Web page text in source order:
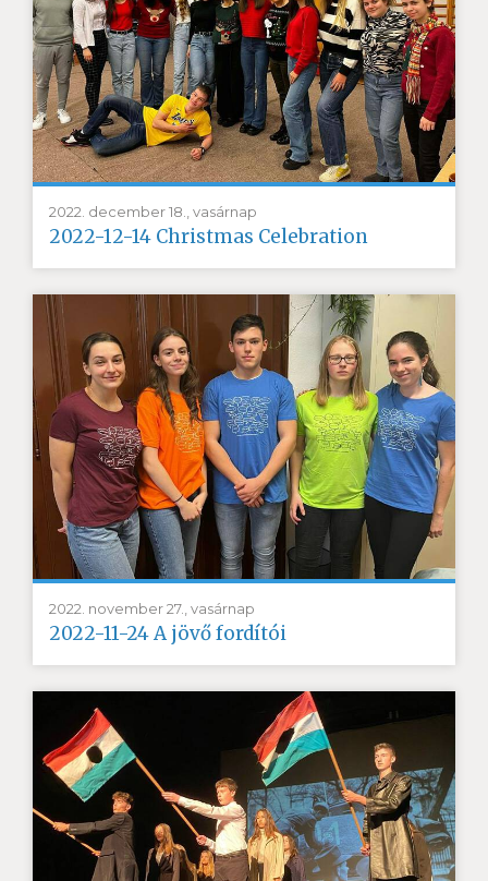
2022. december 18., vasárnap
2022-12-14 Christmas Celebration
2022. november 27., vasárnap
2022-11-24 A jövő fordítói